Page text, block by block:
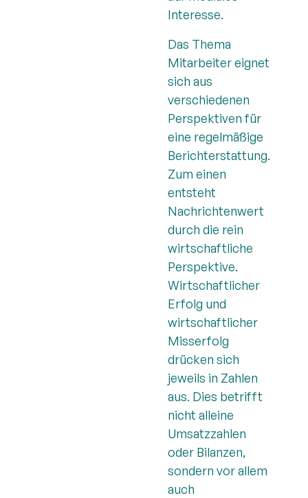
Interesse.
Das Thema
Mitarbeiter eignet
sich aus
verschiedenen
Perspektiven für
eine regelmäßige
Berichterstattung.
Zum einen
entsteht
Nachrichtenwert
durch die rein
wirtschaftliche
Perspektive.
Wirtschaftlicher
Erfolg und
wirtschaftlicher
Misserfolg
drücken sich
jeweils in Zahlen
aus. Dies betrifft
nicht alleine
Umsatzzahlen
oder Bilanzen,
sondern vor allem
auch